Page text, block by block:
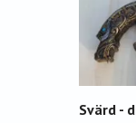
Svärd -